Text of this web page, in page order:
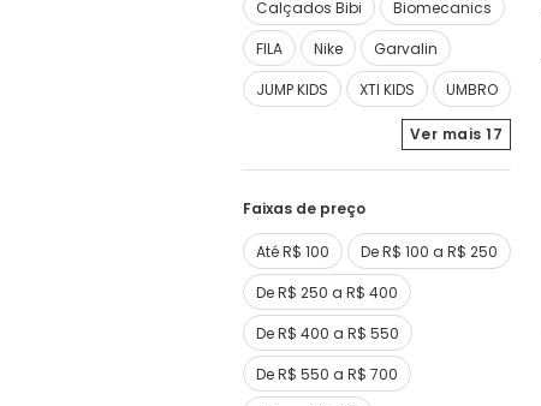
Calçados Bibi
Biomecanics
FILA
Nike
Garvalin
JUMP KIDS
XTI KIDS UMBRO
Ver mais17
Faixas de preço
Até R$ 100
De R$ 100 a R$ 250
De R$ 250 a R$ 400
De R$ 400 a R$ 550
De R$ 550 a R$ 700